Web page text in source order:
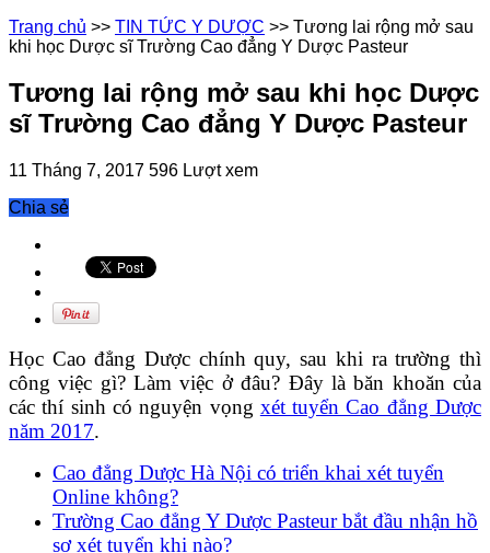
Trang chủ >> TIN TỨC Y DƯỢC >> Tương lai rộng mở sau
khi học Dược sĩ Trường Cao đẳng Y Dược Pasteur
Tương lai rộng mở sau khi học Dược
sĩ Trường Cao đẳng Y Dược Pasteur
11 Tháng 7, 2017 596 Lượt xem
Chia sẻ
Học Cao đẳng Dược chính quy, sau khi ra trường thì
công việc gì? Làm việc ở đâu? Đây là băn khoăn của
các thí sinh có nguyện vọng xét tuyển Cao đẳng Dược
năm 2017.
Cao đẳng Dược Hà Nội có triển khai xét tuyển
Online không?
Trường Cao đẳng Y Dược Pasteur bắt đầu nhận hồ
sơ xét tuyển khi nào?